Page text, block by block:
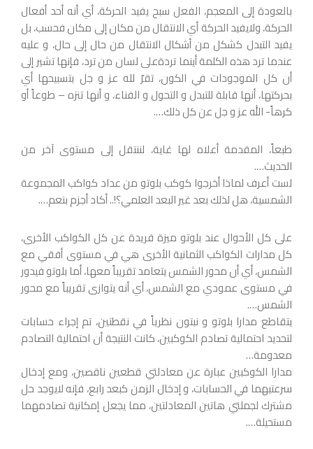
بالعودة إلى المعجم، الفعل سبح يفيد الحركة، أي أنه أحد أفعال
الحركة، ولايفيد الحركة أي الانتقال من مكان إلى مكان فحسب، بل
يفيد التبدل كشكل من أشكال الانتقال من حال إلى حال، و عليه
عندما ترد هذه الكلمة أينما تردةعلى لسان من ترد، فإنها تشير إلى
أن كل الموجودات في الكون، تقرّ لله عز و جل بتسبيحها أي
بحركتها، أنها قابلة للتبدل و التحول و الفناء، و أنها تنزه – طوعاً أو
كرهاً- الله عز و جل عن كل ذلك….
طبعاً، المقدمة أعلاه لها غاية، لننتقل إلى مستوى آخر من
الحديث….
لست أعرف لماذا أخرجوا كوكب بلوتو من عداد كواكب المجموعة
الشمسية، هل لذلك بعد غير البعد العلمي؟!.. أكاد أجزم بنعم….
على كل الأحوال عند بلوتو ميزة فريدة عن كل الكواكب الأخرى،
كل مدارات الكواكب الثمانية الأخرى هي في مستوى أفقي مع
الشمس، أي أن محور الشمس يتعامد تقريباً معها، أما بلوتو فيدور
في مستوى عمودي مع الشمس، أي أنه يتوازى تقريباً مع محور
الشمس….
يتقاطع مدارا بلوتو و نبتون نظرياً في نقطتين، تم إجراء حسابات
لتحديد احتمالية تصادم الكوكبين، كانت النتيجة أن احتمالية التصادم
معدومة…
مدارا الكوكبين عبارة عن معادلتي قطعين ناقصين، ومع إدخال
سرعتيهما في الحسابات، و إدخال الزمن كبعد رابع، فإنه لايوجد حل
مشترك لجملتي هاتين المعادلتين، مما يجعل إمكانية تصادمهما
مستحيلة….